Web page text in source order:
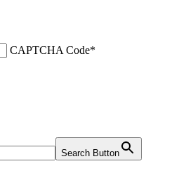
CAPTCHA Code*
Search Button